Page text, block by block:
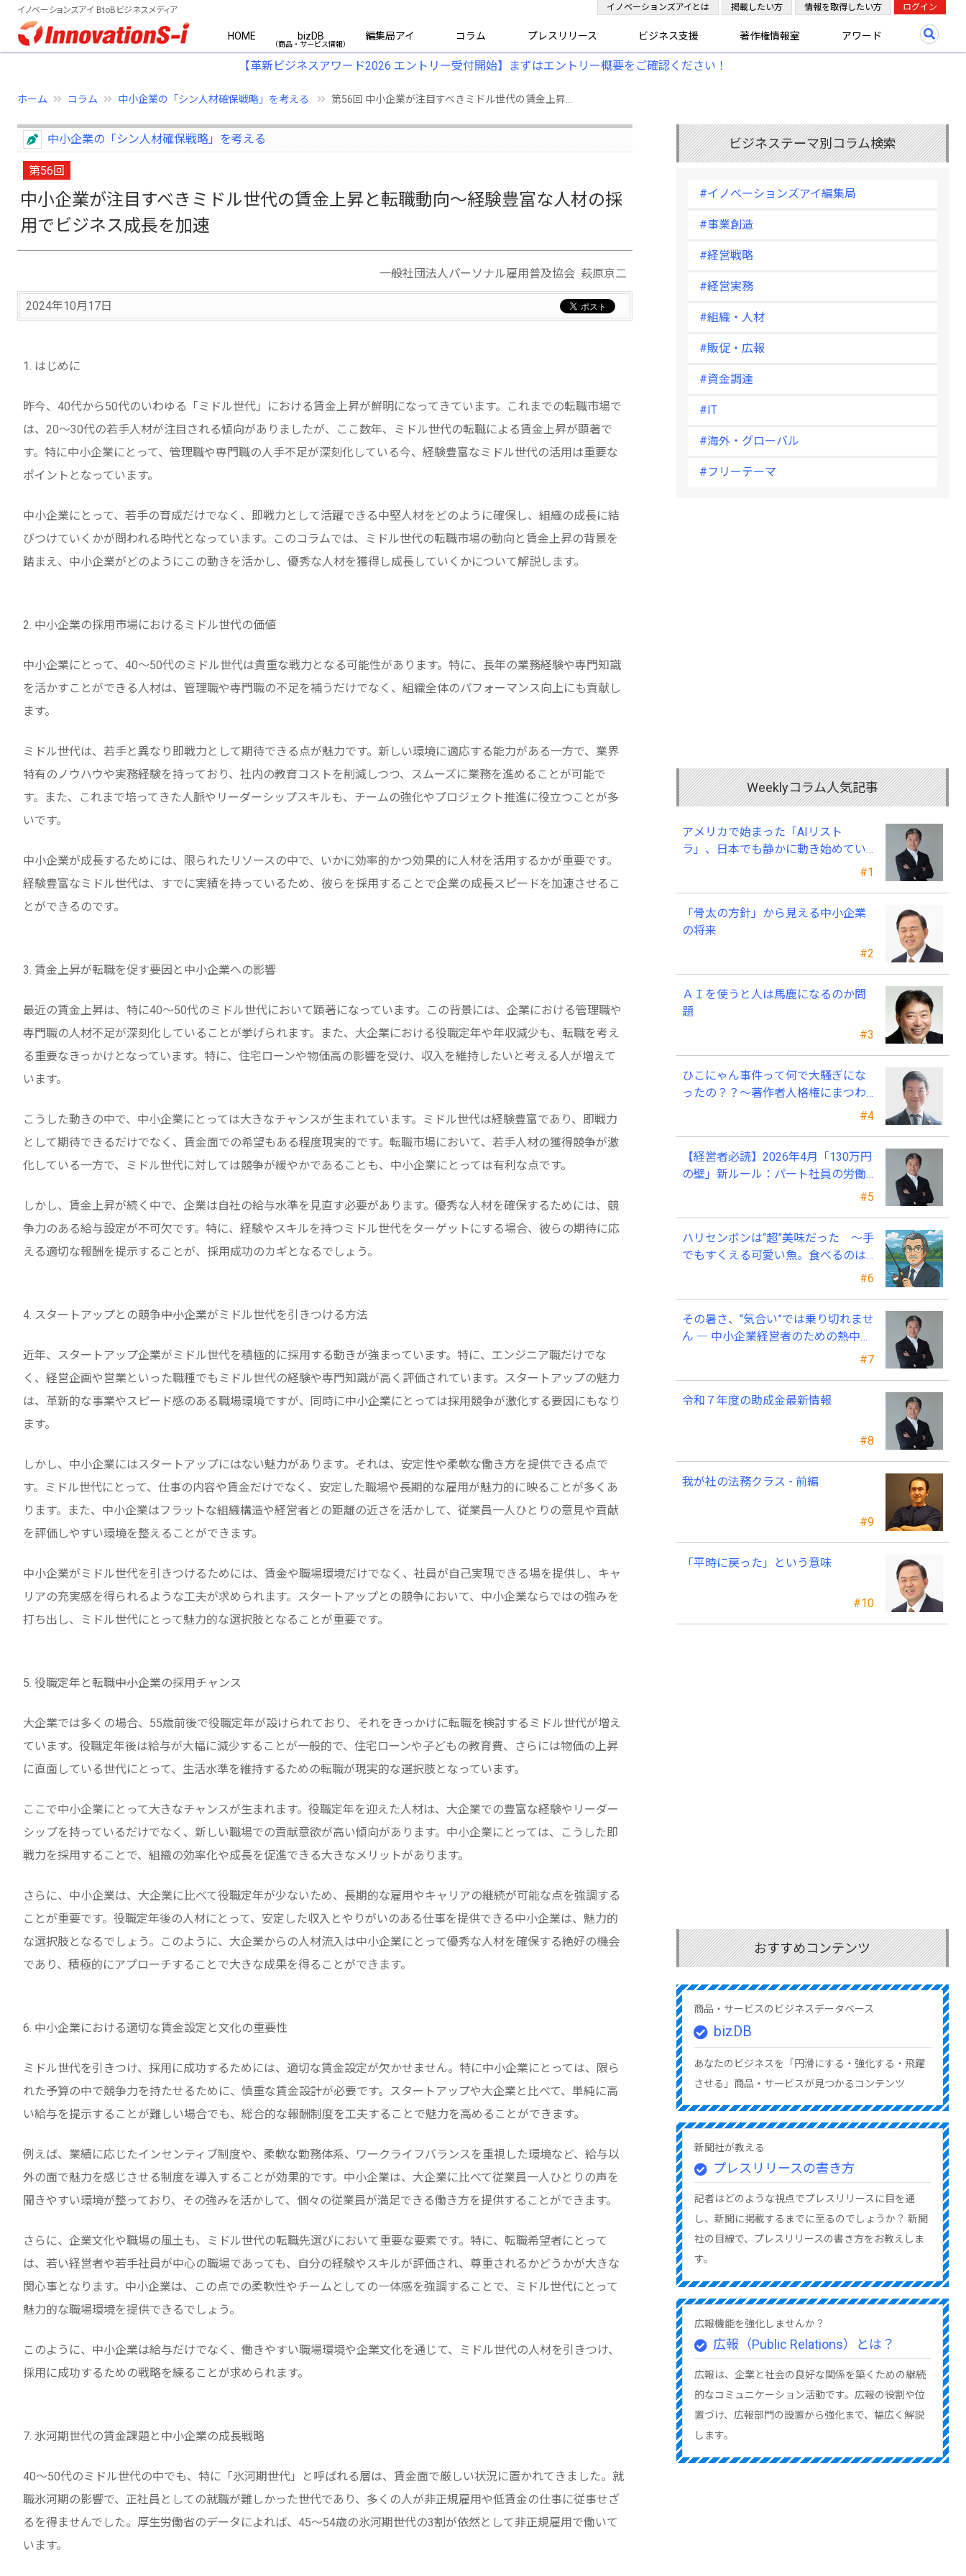
イノベーションズアイ BtoBビジネスメディア
HOME bizDB 編集局アイ コラム プレスリリース ビジネス支援 著作権情報室 アワード
イノベーションズアイとは 掲載したい方 情報を取得したい方 ログイン
【革新ビジネスアワード2026 エントリー受付開始】まずはエントリー概要をご確認ください！
ホーム コラム 中小企業の「シン人材確保戦略」を考える 第56回 中小企業が注目すべきミドル世代の賃金上昇...
中小企業の「シン人材確保戦略」を考える
第56回
中小企業が注目すべきミドル世代の賃金上昇と転職動向～経験豊富な人材の採
用でビジネス成長を加速
一般社団法人パーソナル雇用普及協会 萩原京二
2024年10月17日
1. はじめに
昨今、40代から50代のいわゆる「ミドル世代」における賃金上昇が鮮明になってきています。これまでの転職市場で
は、20～30代の若手人材が注目される傾向がありましたが、ここ数年、ミドル世代の転職による賃金上昇が顕著で
す。特に中小企業にとって、管理職や専門職の人手不足が深刻化している今、経験豊富なミドル世代の活用は重要な
ポイントとなっています。
中小企業にとって、若手の育成だけでなく、即戦力として活躍できる中堅人材をどのように確保し、組織の成長に結
びつけていくかが問われる時代となっています。このコラムでは、ミドル世代の転職市場の動向と賃金上昇の背景を
踏まえ、中小企業がどのようにこの動きを活かし、優秀な人材を獲得し成長していくかについて解説します。
2. 中小企業の採用市場におけるミドル世代の価値
中小企業にとって、40～50代のミドル世代は貴重な戦力となる可能性があります。特に、長年の業務経験や専門知識
を活かすことができる人材は、管理職や専門職の不足を補うだけでなく、組織全体のパフォーマンス向上にも貢献し
ます。
ミドル世代は、若手と異なり即戦力として期待できる点が魅力です。新しい環境に適応する能力がある一方で、業界
特有のノウハウや実務経験を持っており、社内の教育コストを削減しつつ、スムーズに業務を進めることが可能で
す。また、これまで培ってきた人脈やリーダーシップスキルも、チームの強化やプロジェクト推進に役立つことが多
いです。
中小企業が成長するためには、限られたリソースの中で、いかに効率的かつ効果的に人材を活用するかが重要です。
経験豊富なミドル世代は、すでに実績を持っているため、彼らを採用することで企業の成長スピードを加速させるこ
とができるのです。
3. 賃金上昇が転職を促す要因と中小企業への影響
最近の賃金上昇は、特に40～50代のミドル世代において顕著になっています。この背景には、企業における管理職や
専門職の人材不足が深刻化していることが挙げられます。また、大企業における役職定年や年収減少も、転職を考え
る重要なきっかけとなっています。特に、住宅ローンや物価高の影響を受け、収入を維持したいと考える人が増えて
います。
こうした動きの中で、中小企業にとっては大きなチャンスが生まれています。ミドル世代は経験豊富であり、即戦力
として期待できるだけでなく、賃金面での希望もある程度現実的です。転職市場において、若手人材の獲得競争が激
化している一方で、ミドル世代に対しては競争が緩やかであることも、中小企業にとっては有利な点です。
しかし、賃金上昇が続く中で、企業は自社の給与水準を見直す必要があります。優秀な人材を確保するためには、競
争力のある給与設定が不可欠です。特に、経験やスキルを持つミドル世代をターゲットにする場合、彼らの期待に応
える適切な報酬を提示することが、採用成功のカギとなるでしょう。
4. スタートアップとの競争――中小企業がミドル世代を引きつける方法
近年、スタートアップ企業がミドル世代を積極的に採用する動きが強まっています。特に、エンジニア職だけでな
く、経営企画や営業といった職種でもミドル世代の経験や専門知識が高く評価されています。スタートアップの魅力
は、革新的な事業やスピード感のある職場環境ですが、同時に中小企業にとっては採用競争が激化する要因にもなり
ます。
しかし、中小企業にはスタートアップにはない魅力があります。それは、安定性や柔軟な働き方を提供できる点で
す。ミドル世代にとって、仕事の内容や賃金だけでなく、安定した職場や長期的な雇用が魅力的に映ることが多くあ
ります。また、中小企業はフラットな組織構造や経営者との距離の近さを活かして、従業員一人ひとりの意見や貢献
を評価しやすい環境を整えることができます。
中小企業がミドル世代を引きつけるためには、賃金や職場環境だけでなく、社員が自己実現できる場を提供し、キャ
リアの充実感を得られるような工夫が求められます。スタートアップとの競争において、中小企業ならではの強みを
打ち出し、ミドル世代にとって魅力的な選択肢となることが重要です。
5. 役職定年と転職――中小企業の採用チャンス
大企業では多くの場合、55歳前後で役職定年が設けられており、それをきっかけに転職を検討するミドル世代が増え
ています。役職定年後は給与が大幅に減少することが一般的で、住宅ローンや子どもの教育費、さらには物価の上昇
に直面している世代にとって、生活水準を維持するための転職が現実的な選択肢となっています。
ここで中小企業にとって大きなチャンスが生まれます。役職定年を迎えた人材は、大企業での豊富な経験やリーダー
シップを持っているだけでなく、新しい職場での貢献意欲が高い傾向があります。中小企業にとっては、こうした即
戦力を採用することで、組織の効率化や成長を促進できる大きなメリットがあります。
さらに、中小企業は、大企業に比べて役職定年が少ないため、長期的な雇用やキャリアの継続が可能な点を強調する
ことが重要です。役職定年後の人材にとって、安定した収入とやりがいのある仕事を提供できる中小企業は、魅力的
な選択肢となるでしょう。このように、大企業からの人材流入は中小企業にとって優秀な人材を確保する絶好の機会
であり、積極的にアプローチすることで大きな成果を得ることができます。
6. 中小企業における適切な賃金設定と文化の重要性
ミドル世代を引きつけ、採用に成功するためには、適切な賃金設定が欠かせません。特に中小企業にとっては、限ら
れた予算の中で競争力を持たせるために、慎重な賃金設計が必要です。スタートアップや大企業と比べて、単純に高
い給与を提示することが難しい場合でも、総合的な報酬制度を工夫することで魅力を高めることができます。
例えば、業績に応じたインセンティブ制度や、柔軟な勤務体系、ワークライフバランスを重視した環境など、給与以
外の面で魅力を感じさせる制度を導入することが効果的です。中小企業は、大企業に比べて従業員一人ひとりの声を
聞きやすい環境が整っており、その強みを活かして、個々の従業員が満足できる働き方を提供することができます。
さらに、企業文化や職場の風土も、ミドル世代の転職先選びにおいて重要な要素です。特に、転職希望者にとって
は、若い経営者や若手社員が中心の職場であっても、自分の経験やスキルが評価され、尊重されるかどうかが大きな
関心事となります。中小企業は、この点での柔軟性やチームとしての一体感を強調することで、ミドル世代にとって
魅力的な職場環境を提供できるでしょう。
このように、中小企業は給与だけでなく、働きやすい職場環境や企業文化を通じて、ミドル世代の人材を引きつけ、
採用に成功するための戦略を練ることが求められます。
7. 氷河期世代の賃金課題と中小企業の成長戦略
40～50代のミドル世代の中でも、特に「氷河期世代」と呼ばれる層は、賃金面で厳しい状況に置かれてきました。就
職氷河期の影響で、正社員としての就職が難しかった世代であり、多くの人が非正規雇用や低賃金の仕事に従事せざ
るを得ませんでした。厚生労働省のデータによれば、45～54歳の氷河期世代の3割が依然として非正規雇用で働いて
います。
ビジネステーマ別コラム検索
#イノベーションズアイ編集局
#事業創造
#経営戦略
#経営実務
#組織・人材
#販促・広報
#資金調達
#IT
#海外・グローバル
#フリーテーマ
Weeklyコラム人気記事
#1
アメリカで始まった「AIリスト
ラ」、日本でも静かに動き始めてい
る ～中小企業経営者が今、見直すべ
#2
「骨太の方針」から見える中小企業
の将来
#3
ＡＩを使うと人は馬鹿になるのか問
題
#4
ひこにゃん事件って何で大騒ぎにな
ったの？？～著作者人格権にまつわ
#5
【経営者必読】2026年4月「130万円
の壁」新ルール：パート社員の労働
条件通知書、今すぐ見直すべき理由
#6
ハリセンボンは“超”美味だった ～手
でもすくえる可愛い魚。食べるのは
#7
その暑さ、“気合い”では乗り切れませ
ん ― 中小企業経営者のための熱中症
#8
令和７年度の助成金最新情報
#9
我が社の法務クラス - 前編
#10
「平時に戻った」という意味
おすすめコンテンツ
商品・サービスのビジネスデータベース
bizDB
あなたのビジネスを「円滑にする・強化する・飛躍
させる」商品・サービスが見つかるコンテンツ
新聞社が教える
プレスリリースの書き方
記者はどのような視点でプレスリリースに目を通
し、新聞に掲載するまでに至るのでしょうか？ 新聞
社の目線で、プレスリリースの書き方をお教えしま
す。
広報機能を強化しませんか？
広報（Public Relations）とは？
広報は、企業と社会の良好な関係を築くための継続
的なコミュニケーション活動です。広報の役割や位
置づけ、広報部門の設置から強化まで、幅広く解説
します。